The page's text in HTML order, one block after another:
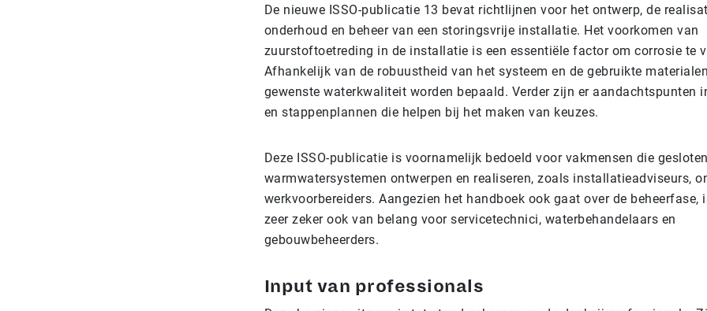
De nieuwe ISSO-publicatie 13 bevat richtlijnen voor het ontwerp, de
onderhoud en beheer van een storingsvrije installatie. Het voorkomen van
zuurstoftoetreding in de installatie is een essentiële factor om corrosie te
Afhankelijk van de robuustheid van het systeem en de gebruikte
gewenste waterkwaliteit worden bepaald. Verder zijn er aandachtspunten
en stappenplannen die helpen bij het maken van keuzes.
Deze ISSO-publicatie is voornamelijk bedoeld voor vakmensen die
warmwatersystemen ontwerpen en realiseren, zoals installatieadviseurs,
werkvoorbereiders. Aangezien het handboek ook gaat over de beheerfase,
zeer zeker ook van belang voor servicetechnici, waterbehandelaars en
gebouwbeheerders.
Input van professionals